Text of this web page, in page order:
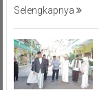
Selengkapnya